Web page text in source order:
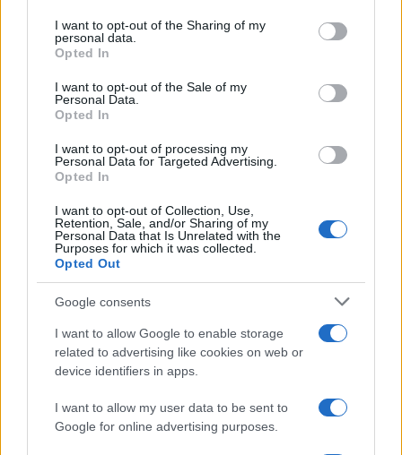
not limited to your visit or usage behaviour. You may click to
grant or deny consent to Google and its third-party tags to
use your data for below specified purposes in below Google
consent section.
I want to opt-out of the Sharing of my
personal data.
Opted In
I want to opt-out of the Sale of my
Personal Data.
Opted In
I want to opt-out of processing my
Personal Data for Targeted Advertising.
Opted In
I want to opt-out of Collection, Use,
Retention, Sale, and/or Sharing of my
Personal Data that Is Unrelated with the
Purposes for which it was collected.
Opted Out
Google consents
I want to allow Google to enable storage
related to advertising like cookies on web or
device identifiers in apps.
I want to allow my user data to be sent to
Google for online advertising purposes.
Continua a leggere